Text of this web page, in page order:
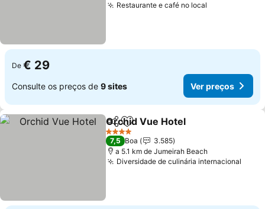
Restaurante e café no local
De € 29
Consulte os preços de 9 sites Ver preços
PartilharAdicionar aos favoritos
Orchid Vue Hotel
4 Estrelas
7,5 Boa
3.585
a 5.1 km de Jumeirah Beach
Diversidade de culinária internacional